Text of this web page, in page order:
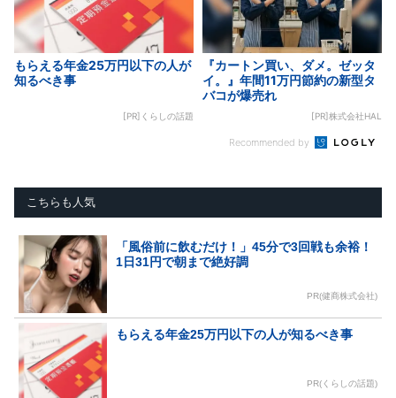
もらえる年金25万円以下の人が
知るべき事
[PR]くらしの話題
『カートン買い、ダメ。ゼッタ
イ。』年間11万円節約の新型タ
バコが爆売れ
[PR]株式会社HAL
Recommended by
こちらも人気
「風俗前に飲むだけ！」45分で3回戦も余裕！
1日31円で朝まで絶好調
PR(健商株式会社)
もらえる年金25万円以下の人が知るべき事
PR(くらしの話題)